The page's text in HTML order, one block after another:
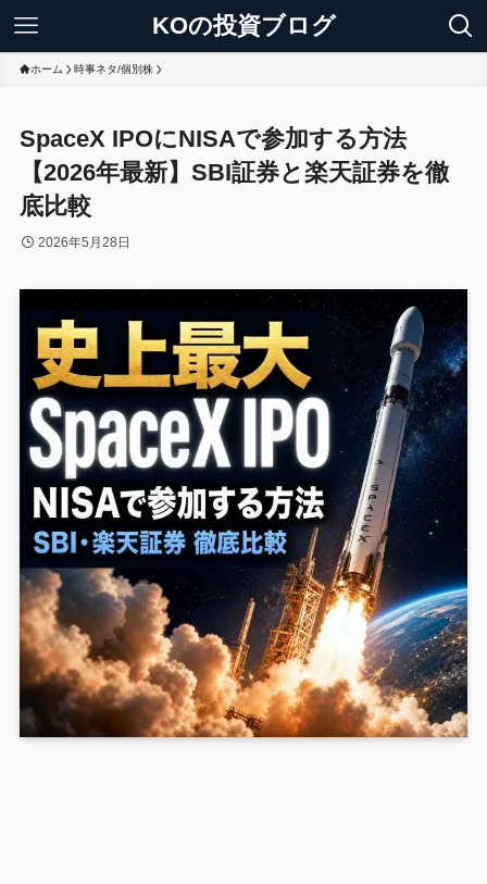
KOの投資ブログ
ホーム 時事ネタ/個別株
SpaceX IPOにNISAで参加する方法
【2026年最新】SBI証券と楽天証券を徹
底比較
2026年5月28日